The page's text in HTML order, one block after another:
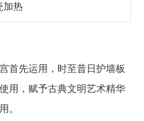
加热
首先运用，时至昔日护墙板
用，赋予古典文明艺术精华
。